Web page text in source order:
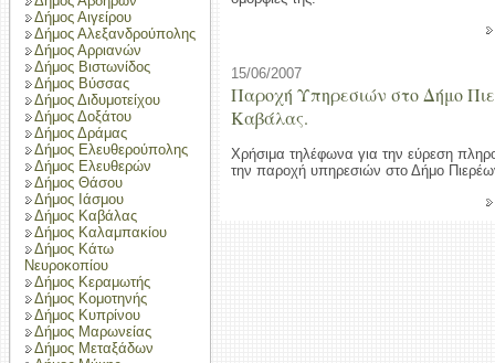
Δήμος Αιγείρου
Δήμος Αλεξανδρούπολης
Δήμος Αρριανών
Δήμος Βιστωνίδος
Δήμος Βύσσας
Δήμος Διδυμοτείχου
Δήμος Δοξάτου
Δήμος Δράμας
Δήμος Ελευθερούπολης
Δήμος Ελευθερών
Δήμος Θάσου
Δήμος Ιάσμου
Δήμος Καβάλας
Δήμος Καλαμπακίου
Δήμος Κάτω
Νευροκοπίου
Δήμος Κεραμωτής
Δήμος Κομοτηνής
Δήμος Κυπρίνου
Δήμος Μαρωνείας
Δήμος Μεταξάδων
15/06/2007
Παροχή Υπηρεσιών στο Δήμο
Καβάλας.
Χρήσιμα τηλέφωνα για την εύρεση
την παροχή υπηρεσιών στο Δήμο